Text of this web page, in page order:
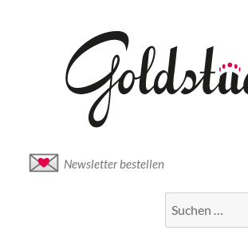
Newsletter bestellen
nach: